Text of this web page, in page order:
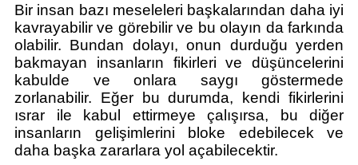
Bir insan bazı meseleleri başkalarından daha iyi
kavrayabilir ve görebilir ve bu olayın da farkında
olabilir. Bundan dolayı, onun durduğu yerden
bakmayan insanların fikirleri ve düşüncelerini
kabulde ve onlara saygı göstermede
zorlanabilir. Eğer bu durumda, kendi fikirlerini
ısrar ile kabul ettirmeye çalışırsa, bu diğer
insanların gelişimlerini bloke edebilecek ve
daha başka zararlara yol açabilecektir.